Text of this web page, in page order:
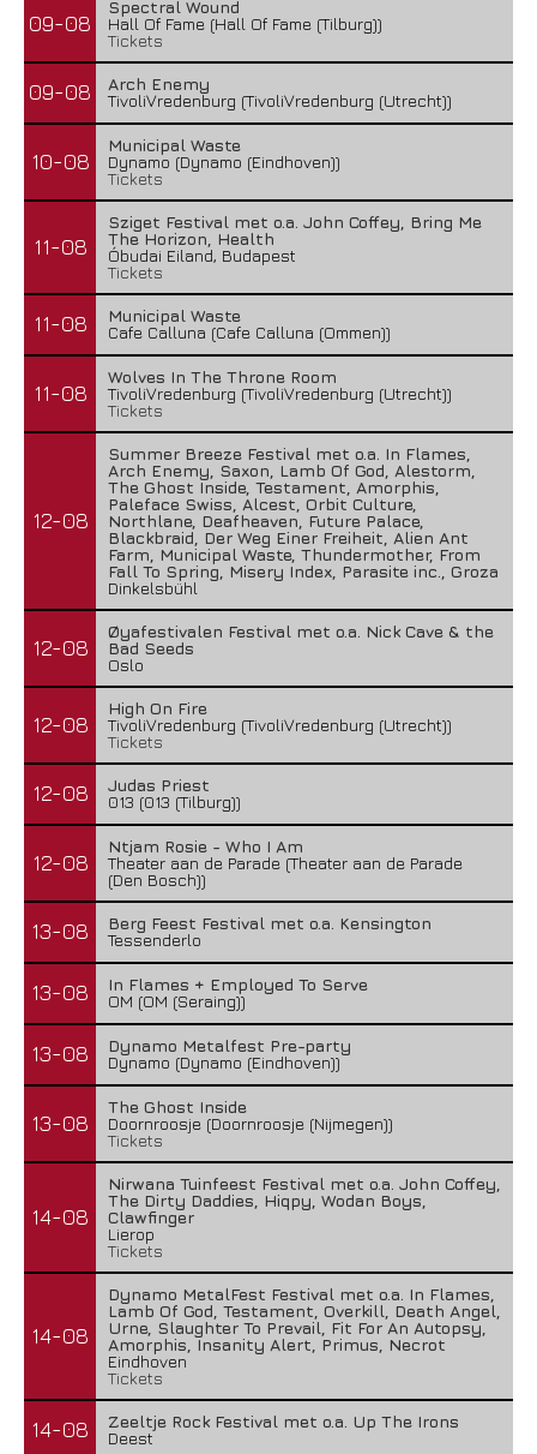
09-08
Spectral Wound
Hall Of Fame (Hall Of Fame (Tilburg))
Tickets
09-08
Arch Enemy
TivoliVredenburg (TivoliVredenburg (Utrecht))
10-08
Municipal Waste
Dynamo (Dynamo (Eindhoven))
Tickets
11-08
Sziget Festival met o.a. John Coffey, Bring Me
The Horizon, Health
Óbudai Eiland, Budapest
Tickets
11-08
Municipal Waste
Cafe Calluna (Cafe Calluna (Ommen))
11-08
Wolves In The Throne Room
TivoliVredenburg (TivoliVredenburg (Utrecht))
Tickets
12-08
Summer Breeze Festival met o.a. In Flames,
Arch Enemy, Saxon, Lamb Of God, Alestorm,
The Ghost Inside, Testament, Amorphis,
Paleface Swiss, Alcest, Orbit Culture,
Northlane, Deafheaven, Future Palace,
Blackbraid, Der Weg Einer Freiheit, Alien Ant
Farm, Municipal Waste, Thundermother, From
Fall To Spring, Misery Index, Parasite inc., Groza
Dinkelsbühl
12-08
Øyafestivalen Festival met o.a. Nick Cave & the
Bad Seeds
Oslo
12-08
High On Fire
TivoliVredenburg (TivoliVredenburg (Utrecht))
Tickets
12-08
Judas Priest
013 (013 (Tilburg))
12-08
Ntjam Rosie - Who I Am
Theater aan de Parade (Theater aan de Parade
(Den Bosch))
13-08
Berg Feest Festival met o.a. Kensington
Tessenderlo
13-08
In Flames + Employed To Serve
OM (OM (Seraing))
13-08
Dynamo Metalfest Pre-party
Dynamo (Dynamo (Eindhoven))
13-08
The Ghost Inside
Doornroosje (Doornroosje (Nijmegen))
Tickets
14-08
Nirwana Tuinfeest Festival met o.a. John Coffey,
The Dirty Daddies, Hiqpy, Wodan Boys,
Clawfinger
Lierop
Tickets
14-08
Dynamo MetalFest Festival met o.a. In Flames,
Lamb Of God, Testament, Overkill, Death Angel,
Urne, Slaughter To Prevail, Fit For An Autopsy,
Amorphis, Insanity Alert, Primus, Necrot
Eindhoven
Tickets
14-08
Zeeltje Rock Festival met o.a. Up The Irons
Deest